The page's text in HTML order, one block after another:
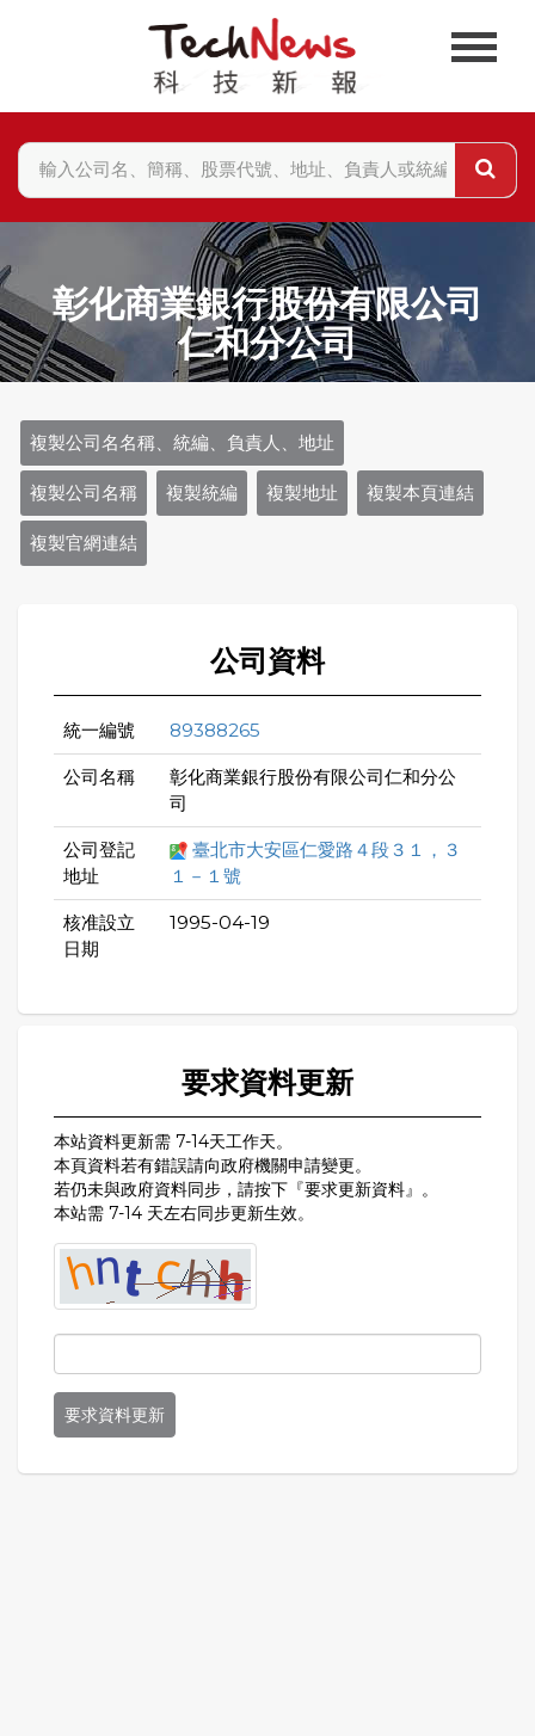
彰化商業銀行股份有限公司
仁和分公司
複製公司名名稱、統編、負責人、地址
複製公司名稱 複製統編 複製地址 複製本頁連結
複製官網連結
公司資料
統一編號 89388265
公司名稱
彰化商業銀行股份有限公司仁和分公
司
公司登記
地址
臺北市大安區仁愛路４段３１，３
１－１號
核准設立
日期
1995-04-19
要求資料更新
本站資料更新需 7-14天工作天。
本頁資料若有錯誤請向政府機關申請變更。
若仍未與政府資料同步，請按下『要求更新資料』。
本站需 7-14 天左右同步更新生效。
要求資料更新